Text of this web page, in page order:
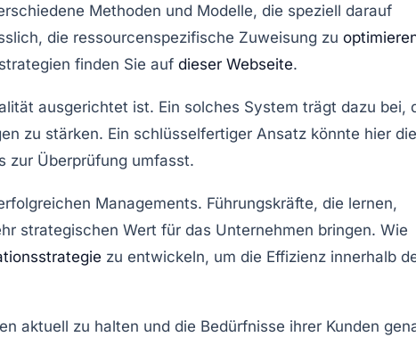
Methoden und Modelle, die speziell darauf
die ressourcenspezifische Zuweisung zu
finden Sie auf dieser Webseite.
ausgerichtet ist. Ein solches System trägt dazu bei,
zu stärken. Ein schlüsselfertiger Ansatz könnte hier die
zur Überprüfung umfasst.
Managements. Führungskräfte, die lernen,
strategischen Wert für das Unternehmen bringen. Wie
zu entwickeln, um die Effizienz innerhalb
aktuell zu halten und die Bedürfnisse ihrer Kunden